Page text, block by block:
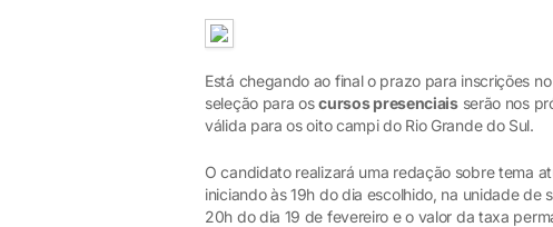
Está chegando ao final o prazo para inscrições
seleção para oscursos presenciaisserão nos
válida para os oito campi do Rio Grande do Sul.
O candidato realizará uma redação sobre tema
iniciando às 19h do dia escolhido, na unidade
20h do dia 19 de fevereiro e o valor da taxa